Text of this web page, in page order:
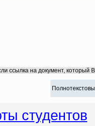
ссылка на документ, который
студентов